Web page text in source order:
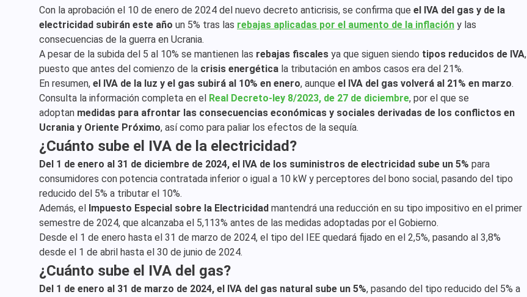
Con la aprobación el 10 de enero de 2024 del nuevo decreto anticrisis, se confirma que el IVA del gas y de la
electricidad subirán este año un 5% tras las rebajas aplicadas por el aumento de la inflación y las
consecuencias de la guerra en Ucrania.
A pesar de la subida del 5 al 10% se mantienen las rebajas fiscales ya que siguen siendo tipos reducidos de IVA,
puesto que antes del comienzo de la crisis energética la tributación en ambos casos era del 21%.
En resumen, el IVA de la luz y el gas subirá al 10% en enero, aunque el IVA del gas volverá al 21% en marzo.
Consulta la información completa en el Real Decreto-ley 8/2023, de 27 de diciembre, por el que se
adoptan medidas para afrontar las consecuencias económicas y sociales derivadas de los conflictos en
Ucrania y Oriente Próximo, así como para paliar los efectos de la sequía.
¿Cuánto sube el IVA de la electricidad?
Del 1 de enero al 31 de diciembre de 2024, el IVA de los suministros de electricidad sube un 5% para
consumidores con potencia contratada inferior o igual a 10 kW y perceptores del bono social, pasando del tipo
reducido del 5% a tributar el 10%.
Además, el Impuesto Especial sobre la Electricidad mantendrá una reducción en su tipo impositivo en el primer
semestre de 2024, que alcanzaba el 5,113% antes de las medidas adoptadas por el Gobierno.
Desde el 1 de enero hasta el 31 de marzo de 2024, el tipo del IEE quedará fijado en el 2,5%, pasando al 3,8%
desde el 1 de abril hasta el 30 de junio de 2024.
¿Cuánto sube el IVA del gas?
Del 1 de enero al 31 de marzo de 2024, el IVA del gas natural sube un 5%, pasando del tipo reducido del 5% a